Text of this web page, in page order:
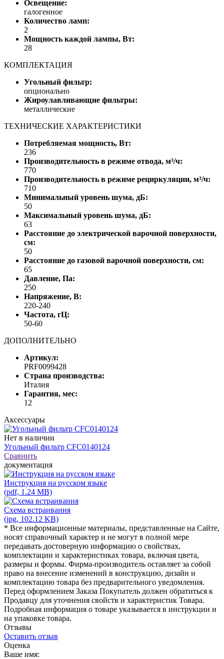
Освещение:
галогенное
Количество ламп:
2
Мощность каждой лампы, Вт:
28
КОМПЛЕКТАЦИЯ
Угольный фильтр:
опционально
Жироулавливающие фильтры:
металлические
ТЕХНИЧЕСКИЕ ХАРАКТЕРИСТИКИ
Потребляемая мощность, Вт:
236
Производительность в режиме отвода, м³/ч:
770
Производительность в режиме рециркуляции, м³/ч:
710
Минимальный уровень шума, дБ:
50
Максимальный уровень шума, дБ:
63
Расстояние до электрической варочной поверхности,
см:
50
Расстояние до газовой варочной поверхности, см:
65
Давление, Па:
250
Напряжение, В:
220-240
Частота, гЦ:
50-60
ДОПОЛНИТЕЛЬНО
Артикул:
PRF0099428
Страна производства:
Италия
Гарантия, мес:
12
Аксессуары
Нет в наличии
Угольный фильтр CFC0140124
Сравнить
документация
Инструкция на русском языке
(pdf, 1.24 MB)
Схема встраивания
(jpg, 102.12 KB)
* Все информационные материалы, представленные на Сайте,
носят справочный характер и не могут в полной мере
передавать достоверную информацию о свойствах,
комплектации и характеристиках товара, включая цвета,
размеры и формы. Фирма-производитель оставляет за собой
право на внесение изменений в конструкцию, дизайн и
комплектацию товара без предварительного уведомления.
Перед оформлением Заказа Покупатель должен обратиться к
Продавцу для уточнения свойств и характеристик Товара.
Подробная информация о товаре указывается в инструкции и
на упаковке товара.
Отзывы
Оставить отзыв
Оценка
Ваше имя: